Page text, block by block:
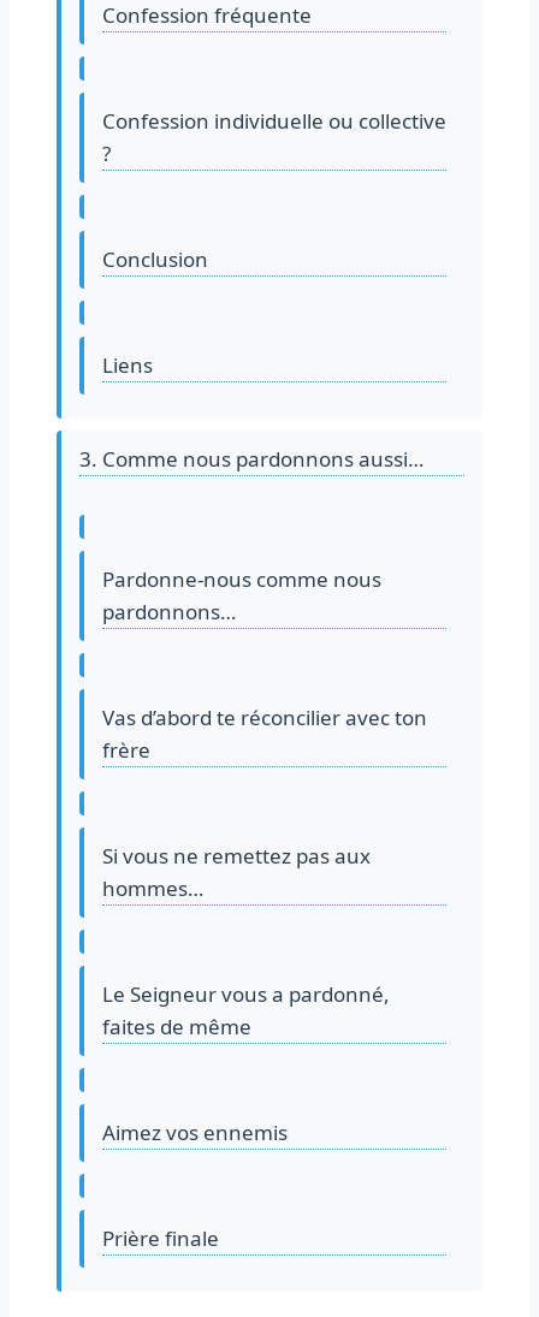
Confession fréquente
Confession individuelle ou collective
?
Conclusion
Liens
3. Comme nous pardonnons aussi…
Pardonne-nous comme nous
pardonnons…
Vas d’abord te réconcilier avec ton
frère
Si vous ne remettez pas aux
hommes…
Le Seigneur vous a pardonné,
faites de même
Aimez vos ennemis
Prière finale